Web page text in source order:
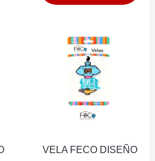
X1U
cantidad
VELA FECO DISEÑO